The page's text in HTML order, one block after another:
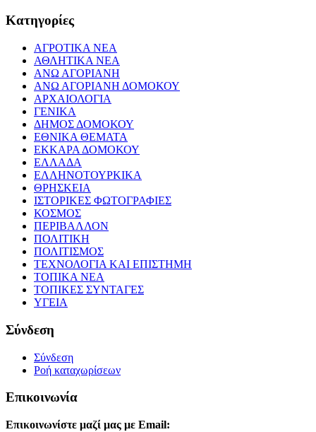
Kατηγορίες
ΑΓΡΟΤΙΚΑ ΝΕΑ
ΑΘΛΗΤΙΚΑ ΝΕΑ
ΑΝΩ ΑΓΟΡΙΑΝΗ
ΑΝΩ ΑΓΟΡΙΑΝΗ ΔΟΜΟΚΟΥ
ΑΡΧΑΙΟΛΟΓΙΑ
ΓΕΝΙΚΑ
ΔΗΜΟΣ ΔΟΜΟΚΟΥ
ΕΘΝΙΚΑ ΘΕΜΑΤΑ
ΕΚΚΑΡΑ ΔΟΜΟΚΟΥ
ΕΛΛΑΔΑ
ΕΛΛΗΝΟΤΟΥΡΚΙΚΑ
ΘΡΗΣΚΕΙΑ
ΙΣΤΟΡΙΚΕΣ ΦΩΤΟΓΡΑΦΙΕΣ
ΚΟΣΜΟΣ
ΠΕΡΙΒΑΛΛΟΝ
ΠΟΛΙΤΙΚΗ
ΠΟΛΙΤΙΣΜΟΣ
ΤΕΧΝΟΛΟΓΙΑ ΚΑΙ ΕΠΙΣΤΗΜΗ
ΤΟΠΙΚΑ ΝΕΑ
ΤΟΠΙΚΕΣ ΣΥΝΤΑΓΕΣ
ΥΓΕΙΑ
Σύνδεση
Σύνδεση
Ροή καταχωρίσεων
Επικοινωνία
Επικοινωνίστε μαζί μας με Email: